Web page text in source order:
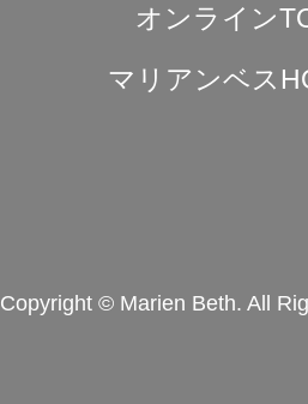
オンライン
マリアンベス
Copyright © Marien Beth. All